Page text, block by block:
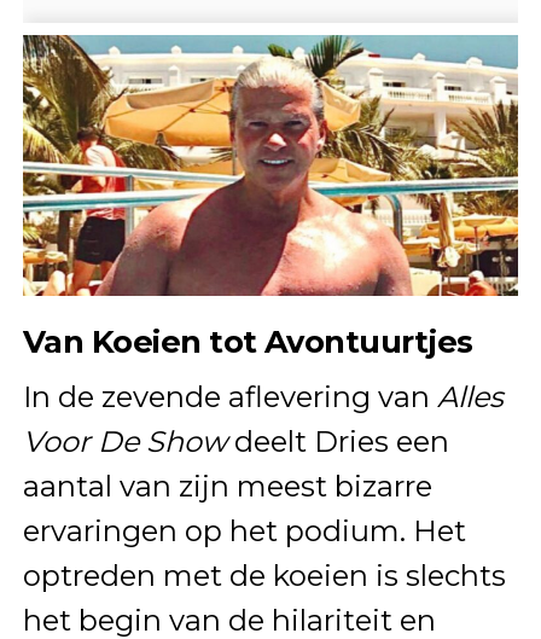
Van Koeien tot Avontuurtjes
In de zevende aflevering van Alles
Voor De Showdeelt Dries een
aantal van zijn meest bizarre
ervaringen op het podium. Het
optreden met de koeien is slechts
het begin van de hilariteit en